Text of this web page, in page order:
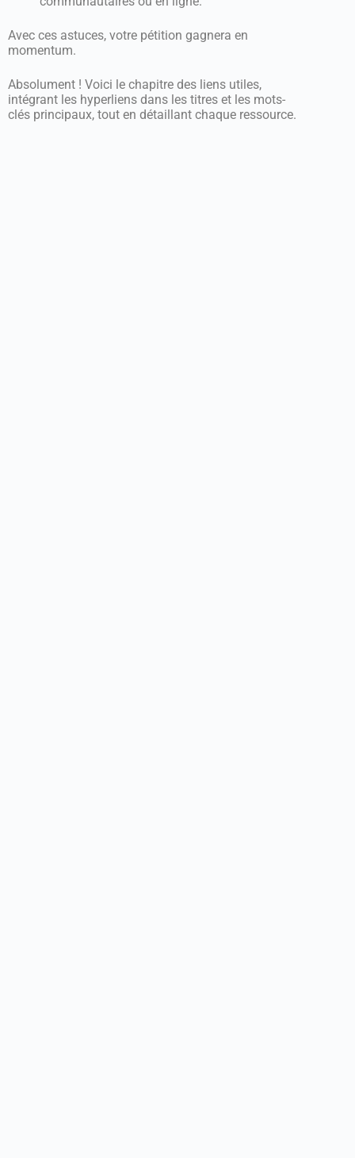
Avec ces astuces, votre pétition gagnera en
momentum.
Absolument ! Voici le chapitre des liens utiles,
intégrant les hyperliens dans les titres et les mots-
clés principaux, tout en détaillant chaque ressource.